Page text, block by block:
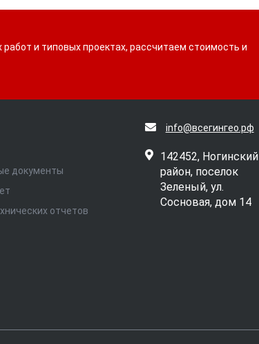
и типовых проектах, рассчитаем стоимость и
документы
отчетов
info@всегингео.рф
142452, Ногинский
район, поселок
Зеленый, ул.
Сосновая, дом 14